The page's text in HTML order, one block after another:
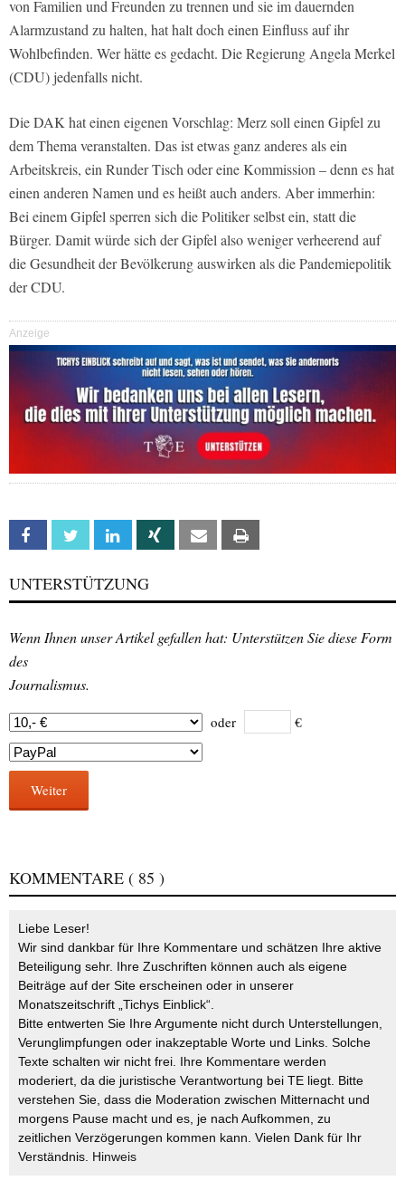
von Familien und Freunden zu trennen und sie im dauernden
Alarmzustand zu halten, hat halt doch einen Einfluss auf ihr
Wohlbefinden. Wer hätte es gedacht. Die Regierung Angela Merkel
(CDU) jedenfalls nicht.
Die DAK hat einen eigenen Vorschlag: Merz soll einen Gipfel zu
dem Thema veranstalten. Das ist etwas ganz anderes als ein
Arbeitskreis, ein Runder Tisch oder eine Kommission – denn es hat
einen anderen Namen und es heißt auch anders. Aber immerhin:
Bei einem Gipfel sperren sich die Politiker selbst ein, statt die
Bürger. Damit würde sich der Gipfel also weniger verheerend auf
die Gesundheit der Bevölkerung auswirken als die Pandemiepolitik
der CDU.
Anzeige
Facebook Twitter Linkedin Xing Email
UNTERSTÜTZUNG
Wenn Ihnen unser Artikel gefallen hat: Unterstützen Sie diese Form
des
Journalismus.
oder €
Weiter
KOMMENTARE ( 85 )
Liebe Leser!
Wir sind dankbar für Ihre Kommentare und schätzen Ihre aktive
Beteiligung sehr. Ihre Zuschriften können auch als eigene
Beiträge auf der Site erscheinen oder in unserer
Monatszeitschrift „Tichys Einblick“.
Bitte entwerten Sie Ihre Argumente nicht durch Unterstellungen,
Verunglimpfungen oder inakzeptable Worte und Links. Solche
Texte schalten wir nicht frei. Ihre Kommentare werden
moderiert, da die juristische Verantwortung bei TE liegt. Bitte
verstehen Sie, dass die Moderation zwischen Mitternacht und
morgens Pause macht und es, je nach Aufkommen, zu
zeitlichen Verzögerungen kommen kann. Vielen Dank für Ihr
Verständnis. Hinweis